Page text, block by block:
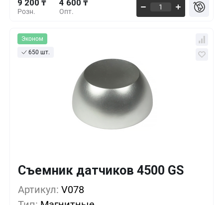
Розн.
9 200 ₸
Опт.
4 600 ₸
Эконом
650 шт.
Съемник датчиков 4500 GS
Артикул: V078
Кол-во Выгода За 1 шт.
1+ 0%